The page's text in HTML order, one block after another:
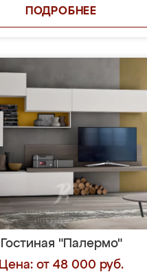
ПОДРОБНЕЕ
Гостиная "Палермо"
Цена: от 48 000 руб.